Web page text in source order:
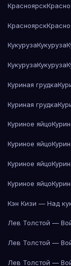
Красноярск
Красноярск
КукурузаКукуруза
КукурузаКукуруза
Куриная грудка
Куриная грудка
Куриное яйцо
Куриное яйцо
Куриное яйцо
Куриное яйцо
Кэн Кизи — Над
Лев Толстой —
Лев Толстой —
Лев Толстой —